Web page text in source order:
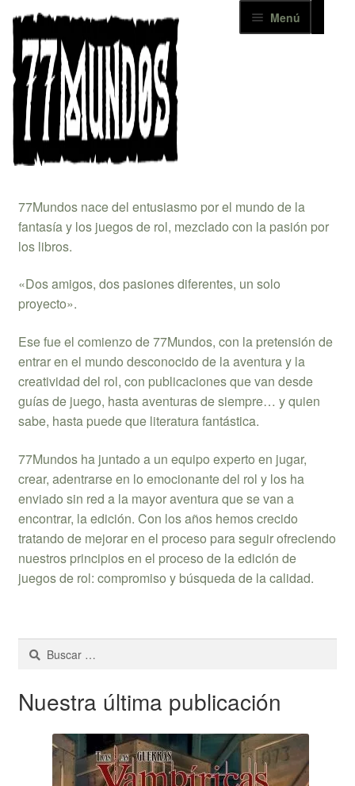
a
la
navegación
al
contenido
Menú
Contacto
Inicio La editorial
La editorial
77Mundos nace del entusiasmo por el mundo de la
fantasía y los juegos de rol, mezclado con la pasión por
los libros.
​«Dos amigos, dos pasiones diferentes, un solo
proyecto».
​Ese fue el comienzo de 77Mundos, con la pretensión de
entrar en el mundo desconocido de la aventura y la
creatividad del rol, con publicaciones que van desde
guías de juego, hasta aventuras de siempre… y quien
sabe, hasta puede que literatura fantástica.
​77Mundos ha juntado a un equipo experto en jugar,
crear, adentrarse en lo emocionante del rol y los ha
enviado sin red a la mayor aventura que se van a
encontrar, la edición. Con los años hemos crecido
tratando de mejorar en el proceso para seguir ofreciendo
nuestros principios en el proceso de la edición de
juegos de rol: compromiso y búsqueda de la calidad.
Buscar:
Nuestra última publicación